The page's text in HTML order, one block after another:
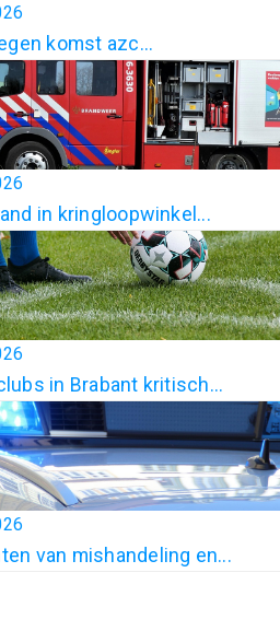
komst azc...
in kringloopwinkel...
in Brabant kritisch...
van mishandeling en...